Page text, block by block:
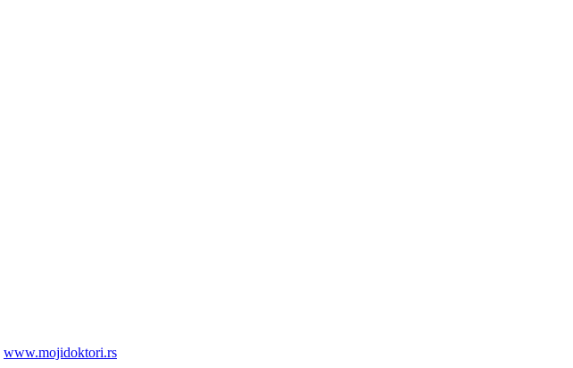
www.mojidoktori.rs